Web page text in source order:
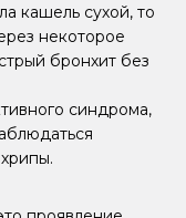
кашель сухой, то
некоторое
бронхит без
синдрома,